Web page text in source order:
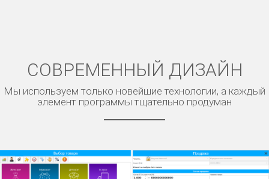
СОВРЕМЕННЫЙ ДИЗАЙН
Мы используем только новейшие технологии, а каждый
элемент программы тщательно продуман